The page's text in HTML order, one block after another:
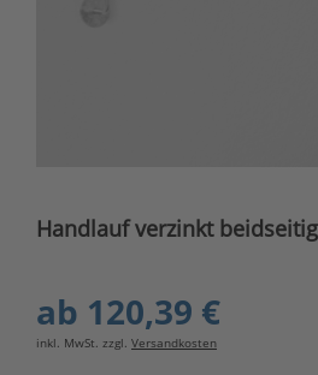
Handlauf verzinkt
ab 120,39 €
inkl. MwSt. zzgl. Versandkosten